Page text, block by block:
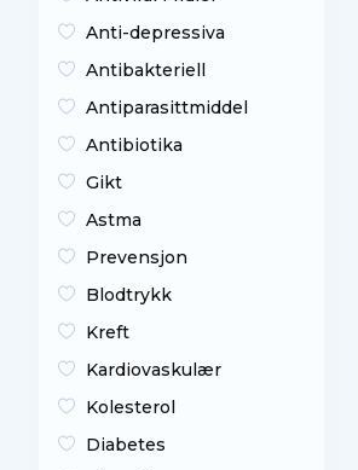
Anti-depressiva
Antibakteriell
Antiparasittmiddel
Antibiotika
Gikt
Astma
Prevensjon
Blodtrykk
Kreft
Kardiovaskulær
Kolesterol
Diabetes